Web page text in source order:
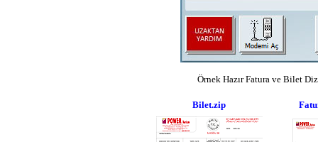
Örnek Hazır Fatura ve Bilet
Bilet.zip